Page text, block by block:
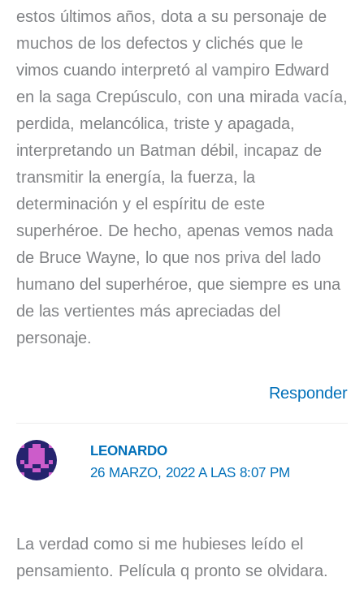
estos últimos años, dota a su personaje de
muchos de los defectos y clichés que le
vimos cuando interpretó al vampiro Edward
en la saga Crepúsculo, con una mirada vacía,
perdida, melancólica, triste y apagada,
interpretando un Batman débil, incapaz de
transmitir la energía, la fuerza, la
determinación y el espíritu de este
superhéroe. De hecho, apenas vemos nada
de Bruce Wayne, lo que nos priva del lado
humano del superhéroe, que siempre es una
de las vertientes más apreciadas del
personaje.
Responder
LEONARDO
26 MARZO, 2022 A LAS 8:07 PM
La verdad como si me hubieses leído el
pensamiento. Película q pronto se olvidara.